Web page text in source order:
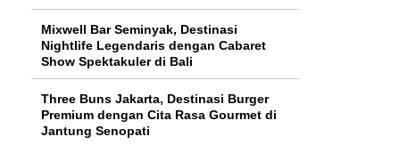
Mixwell Bar Seminyak, Destinasi
Nightlife Legendaris dengan Cabaret
Show Spektakuler di Bali
Three Buns Jakarta, Destinasi Burger
Premium dengan Cita Rasa Gourmet di
Jantung Senopati